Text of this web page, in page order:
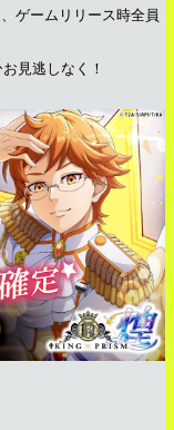
ゲームリリース時全員
見逃しなく！